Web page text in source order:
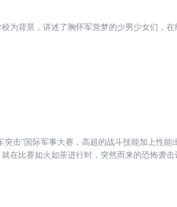
为背景，讲述了胸怀军营梦的少男少女们，
突击”国际军事大赛，高超的战斗技能加上性
在比赛如火如茶进行时，突然而来的恐怖袭